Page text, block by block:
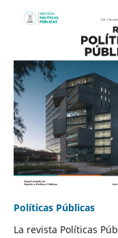
Políticas Públicas
La revista Políticas